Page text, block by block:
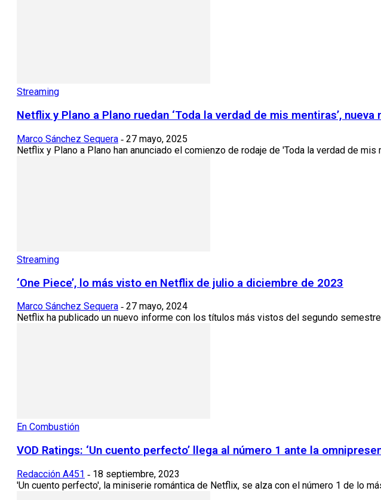
Streaming
Netflix y Plano a Plano ruedan ‘Toda la verdad de mis mentiras’,
Marco Sánchez Sequera - 27 mayo, 2025
Netflix y Plano a Plano han anunciado el comienzo de rodaje de 'Toda la verdad de mis
Streaming
‘One Piece’, lo más visto en Netflix de julio a diciembre de 2023
Marco Sánchez Sequera - 27 mayo, 2024
Netflix ha publicado un nuevo informe con los títulos más vistos del segundo
En Combustión
VOD Ratings: ‘Un cuento perfecto’ llega al número 1 ante la
Redacción A451 - 18 septiembre, 2023
'Un cuento perfecto', la miniserie romántica de Netflix, se alza con el número 1 de lo